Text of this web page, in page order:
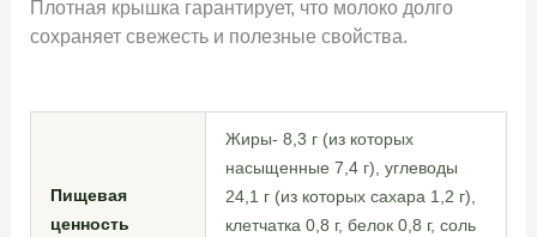
Плотная крышка гарантирует, что молоко долго
сохраняет свежесть и полезные свойства.
Пищевая
ценность
Жиры- 8,3 г (из которых
насыщенные 7,4 г), углеводы
24,1 г (из которых сахара 1,2 г),
клетчатка 0,8 г, белок 0,8 г, соль